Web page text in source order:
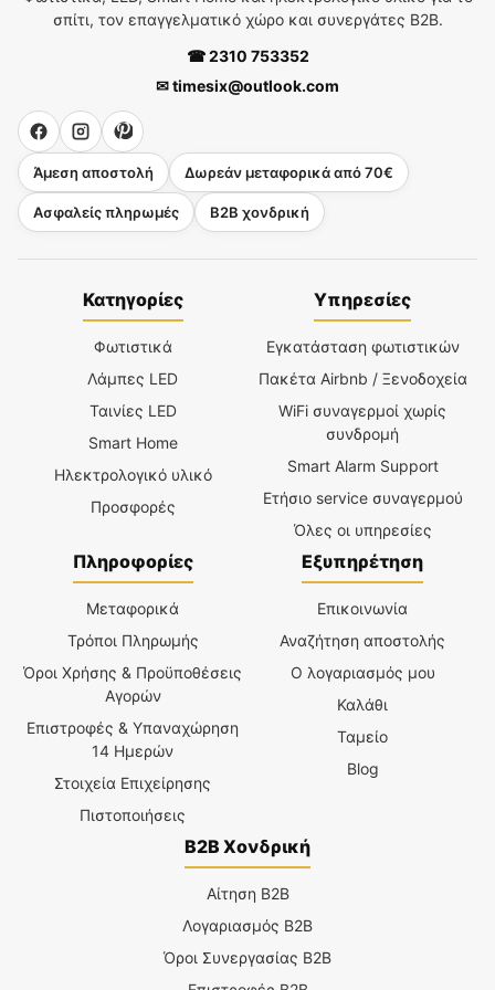
σπίτι, τον επαγγελματικό χώρο και συνεργάτες B2B.
☎ 2310 753352
✉ timesix@outlook.com
Άμεση αποστολή Δωρεάν μεταφορικά από 70€
Ασφαλείς πληρωμές B2B χονδρική
Κατηγορίες
Φωτιστικά
Λάμπες LED
Ταινίες LED
Smart Home
Ηλεκτρολογικό υλικό
Προσφορές
Υπηρεσίες
Εγκατάσταση φωτιστικών
Πακέτα Airbnb / Ξενοδοχεία
WiFi συναγερμοί χωρίς
συνδρομή
Smart Alarm Support
Ετήσιο service συναγερμού
Όλες οι υπηρεσίες
Πληροφορίες
Μεταφορικά
Τρόποι Πληρωμής
Όροι Χρήσης & Προϋποθέσεις
Αγορών
Επιστροφές & Υπαναχώρηση
14 Ημερών
Στοιχεία Επιχείρησης
Πιστοποιήσεις
Εξυπηρέτηση
Επικοινωνία
Αναζήτηση αποστολής
Ο λογαριασμός μου
Καλάθι
Ταμείο
Blog
B2B Χονδρική
Αίτηση B2B
Λογαριασμός B2B
Όροι Συνεργασίας B2B